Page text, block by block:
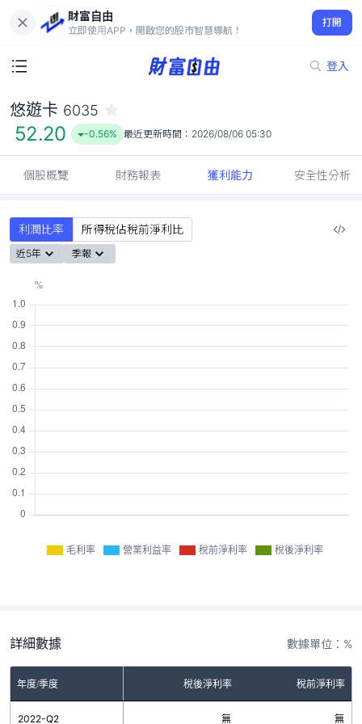
財富自由
立即使用APP，開啟您的股市智慧導航！
打開
登入
52.20
-0.56%
悠遊卡 6035
52.20 -0.56% 最近更新時間： 2026/08/06 05:30
個股概覽 財務報表 獲利能力 安全性分析
利潤比率 所得稅佔稅前淨利比
近5年 季報
毛利率 營業利益率 稅前淨利率 稅後淨利率
詳細數據 數據單位：%
年度/季度 稅後淨利率 稅前淨利率
2022-Q2 無 無